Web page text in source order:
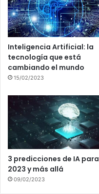
Inteligencia Artificial: la
tecnología que está
cambiando el mundo
15/02/2023
3 predicciones de IA para
2023 y más allá
09/02/2023